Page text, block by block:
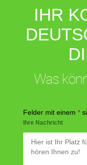
IHR
Was
Felder mit einem *
Ihre Nachricht